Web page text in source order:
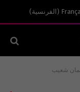
( الفرنسية)
شعيب